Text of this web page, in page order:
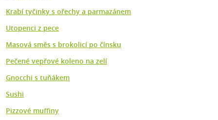
Krabí tyčinky s ořechy a parmazánem
Utopenci z pece
Masová směs s brokolicí po čínsku
Pečené vepřové koleno na zelí
Gnocchi s tuňákem
Sushi
Pizzové muffiny